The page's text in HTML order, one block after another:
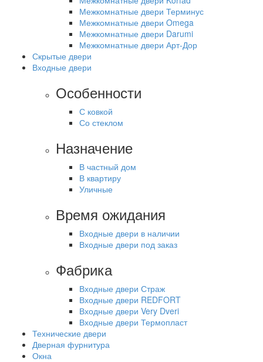
Межкомнатные двери Терминус
Межкомнатные двери Omega
Межкомнатные двери Darumi
Межкомнатные двери Арт-Дор
Скрытые двери
Входные двери
Особенности
С ковкой
Со стеклом
Назначение
В частный дом
В квартиру
Уличные
Время ожидания
Входные двери в наличии
Входные двери под заказ
Фабрика
Входные двери Страж
Входные двери REDFORT
Входные двери Very Dveri
Входные двери Термопласт
Технические двери
Дверная фурнитура
Окна